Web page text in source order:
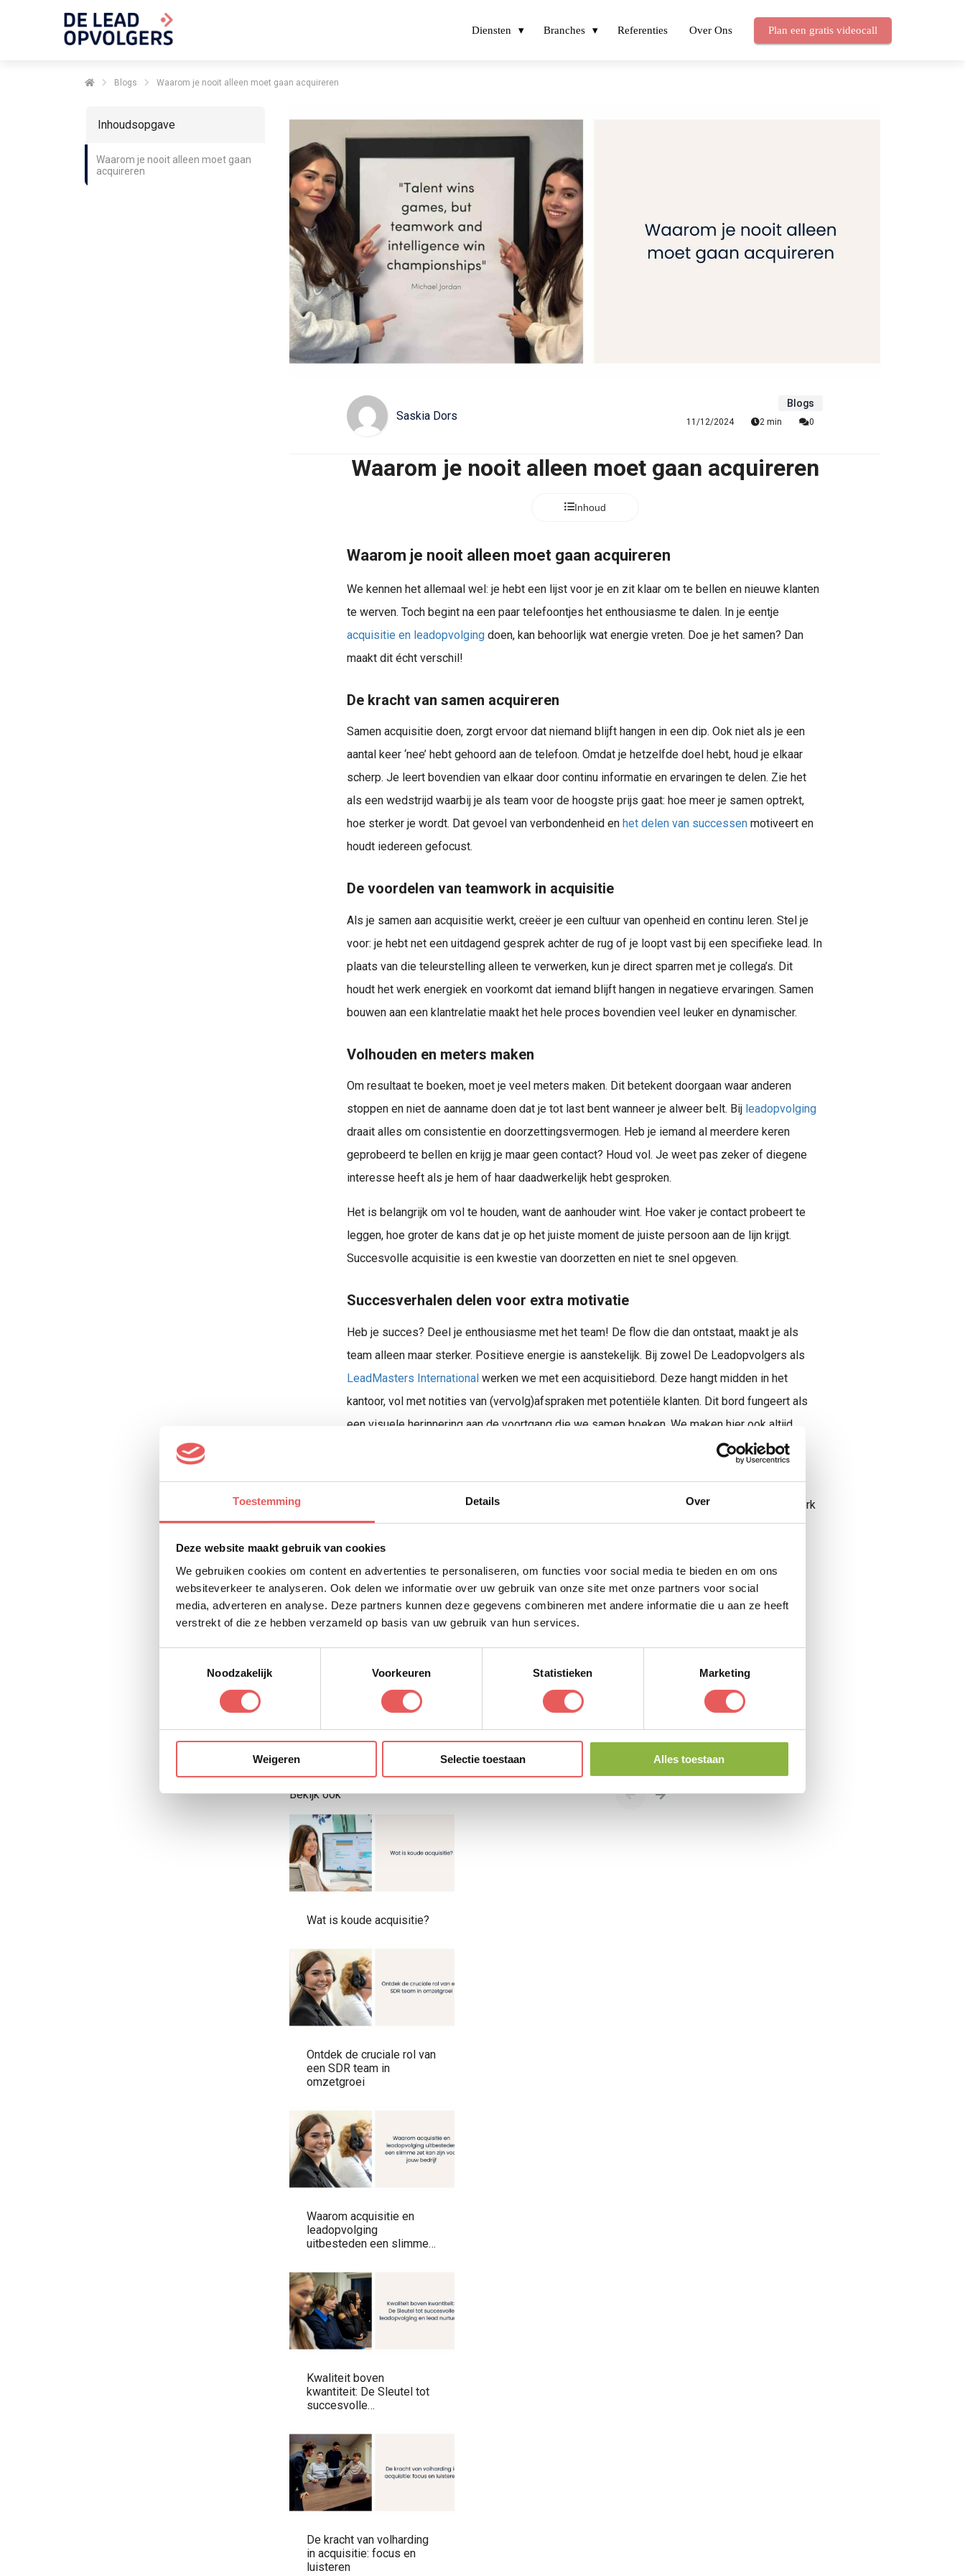
Toestemming Details Over
Deze website maakt gebruik van cookies
We gebruiken cookies om content en advertenties te personaliseren, om functies voor social media te bieden en om ons
websiteverkeer te analyseren. Ook delen we informatie over uw gebruik van onze site met onze partners voor social
media, adverteren en analyse. Deze partners kunnen deze gegevens combineren met andere informatie die u aan ze heeft
verstrekt of die ze hebben verzameld op basis van uw gebruik van hun services.
Noodzakelijk
Voorkeuren Statistieken Marketing
Weigeren Selectie toestaan Alles toestaan
Diensten Branches Referenties Over Ons Plan een gratis videocall
Blogs Waarom je nooit alleen moet gaan acquireren
Inhoudsopgave
Waarom je nooit alleen moet gaan
acquireren
Saskia Dors
Blogs
11/12/2024 2 min 0
Waarom je nooit alleen moet gaan acquireren
Inhoud
Waarom je nooit alleen moet gaan acquireren
We kennen het allemaal wel: je hebt een lijst voor je en zit klaar om te bellen en nieuwe klanten
te werven. Toch begint na een paar telefoontjes het enthousiasme te dalen. In je eentje
acquisitie en leadopvolging doen, kan behoorlijk wat energie vreten. Doe je het samen? Dan
maakt dit écht verschil!
De kracht van samen acquireren
Samen acquisitie doen, zorgt ervoor dat niemand blijft hangen in een dip. Ook niet als je een
aantal keer ‘nee’ hebt gehoord aan de telefoon. Omdat je hetzelfde doel hebt, houd je elkaar
scherp. Je leert bovendien van elkaar door continu informatie en ervaringen te delen. Zie het
als een wedstrijd waarbij je als team voor de hoogste prijs gaat: hoe meer je samen optrekt,
hoe sterker je wordt. Dat gevoel van verbondenheid en het delen van successen motiveert en
houdt iedereen gefocust.
De voordelen van teamwork in acquisitie
Als je samen aan acquisitie werkt, creëer je een cultuur van openheid en continu leren. Stel je
voor: je hebt net een uitdagend gesprek achter de rug of je loopt vast bij een specifieke lead. In
plaats van die teleurstelling alleen te verwerken, kun je direct sparren met je collega’s. Dit
houdt het werk energiek en voorkomt dat iemand blijft hangen in negatieve ervaringen. Samen
bouwen aan een klantrelatie maakt het hele proces bovendien veel leuker en dynamischer.
Volhouden en meters maken
Om resultaat te boeken, moet je veel meters maken. Dit betekent doorgaan waar anderen
stoppen en niet de aanname doen dat je tot last bent wanneer je alweer belt. Bij leadopvolging
draait alles om consistentie en doorzettingsvermogen. Heb je iemand al meerdere keren
geprobeerd te bellen en krijg je maar geen contact? Houd vol. Je weet pas zeker of diegene
interesse heeft als je hem of haar daadwerkelijk hebt gesproken.
Het is belangrijk om vol te houden, want de aanhouder wint. Hoe vaker je contact probeert te
leggen, hoe groter de kans dat je op het juiste moment de juiste persoon aan de lijn krijgt.
Succesvolle acquisitie is een kwestie van doorzetten en niet te snel opgeven.
Succesverhalen delen voor extra motivatie
Heb je succes? Deel je enthousiasme met het team! De flow die dan ontstaat, maakt je als
team alleen maar sterker. Positieve energie is aanstekelijk. Bij zowel De Leadopvolgers als
LeadMasters International werken we met een acquisitiebord. Deze hangt midden in het
kantoor, vol met notities van (vervolg)afspraken met potentiële klanten. Dit bord fungeert als
een visuele herinnering aan de voortgang die we samen boeken. We maken hier ook altijd
Dit gevoel van openheid en trots geeft een extra dimensie aan het teamwork. Het maakt de
successen tastbaar en herinnert ons eraan dat we als collectief sterker zijn. Zo blijft ons werk
ook echt leuk, en dat is precies de basis voor effectief klanten werven! Samen staan we
sterker, en samen kunnen we echt het verschil maken.
Meer weten? Neemcontactmet ons op!
Saskia Dors
96 artikelenBekijk profiel
Bekijk ook
Wat is koude acquisitie?
Ontdek de cruciale rol van
een SDR team in
omzetgroei
Waarom acquisitie en
leadopvolging
uitbesteden een slimme
bedijf
Kwaliteit boven
kwantiteit: De Sleutel tot
succesvolle
nurturing
De kracht van volharding
in acquisitie: focus en
luisteren